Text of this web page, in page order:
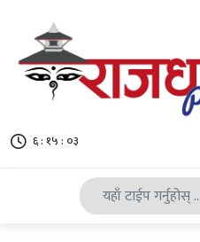
६ : १५ : ०३